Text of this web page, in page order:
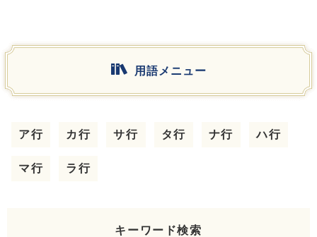
用語メニュー
ア行 カ行 サ行 タ行 ナ行 ハ行
マ行 ラ行
キーワード検索